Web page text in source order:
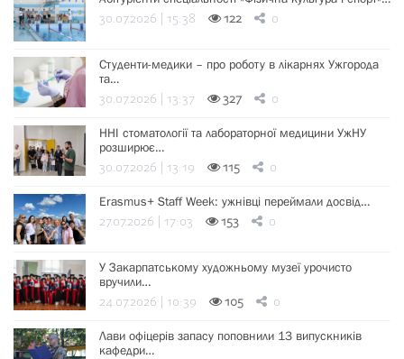
30.07.2026 | 15:38 122 0
Студенти-медики – про роботу в лікарнях Ужгорода
та…
30.07.2026 | 13:37 327 0
ННІ стоматології та лабораторної медицини УжНУ
розширює…
30.07.2026 | 13:19 115 0
Erasmus+ Staff Week: ужнівці переймали досвід…
27.07.2026 | 17:03 153 0
У Закарпатському художньому музеї урочисто
вручили…
24.07.2026 | 10:39 105 0
Лави офіцерів запасу поповнили 13 випускників
кафедри…